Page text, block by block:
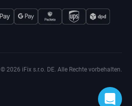
© 2026 iFix s.r.o. DE. Alle Rechte vorbehalten.